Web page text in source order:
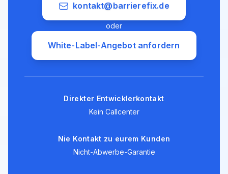
kontakt@barrierefix.de
oder
White-Label-Angebot anfordern
Direkter Entwicklerkontakt
Kein Callcenter
Nie Kontakt zu eurem Kunden
Nicht-Abwerbe-Garantie